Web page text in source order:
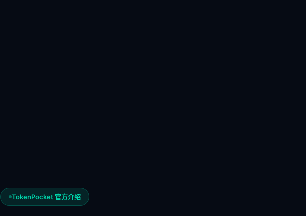
TokenPocket 官方介绍